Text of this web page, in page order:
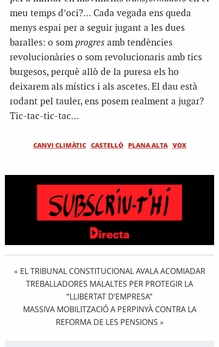
meu temps d’oci?… Cada vegada ens queda
menys espai per a seguir jugant a les dues
baralles: o som progres amb tendències
revolucionàries o som revolucionaris amb tics
burgesos, perquè allò de la puresa els ho
deixarem als místics i als ascetes. El dau està
rodant pel tauler, ens posem realment a jugar?
Tic-tac-tic-tac…
CANVI CLIMÀTIC CASTELLÓ PLANA ALTA VOX
« EL TRIBUNAL CONSTITUCIONAL AVALA ACOMIADAR
TREBALLADORES MALALTES PER PROTEGIR LA
“LLIBERTAT D’EMPRESA”
MASSIVA MOBILITZACIÓ A PERPINYÀ CONTRA LA
REFORMA DE LES PENSIONS »